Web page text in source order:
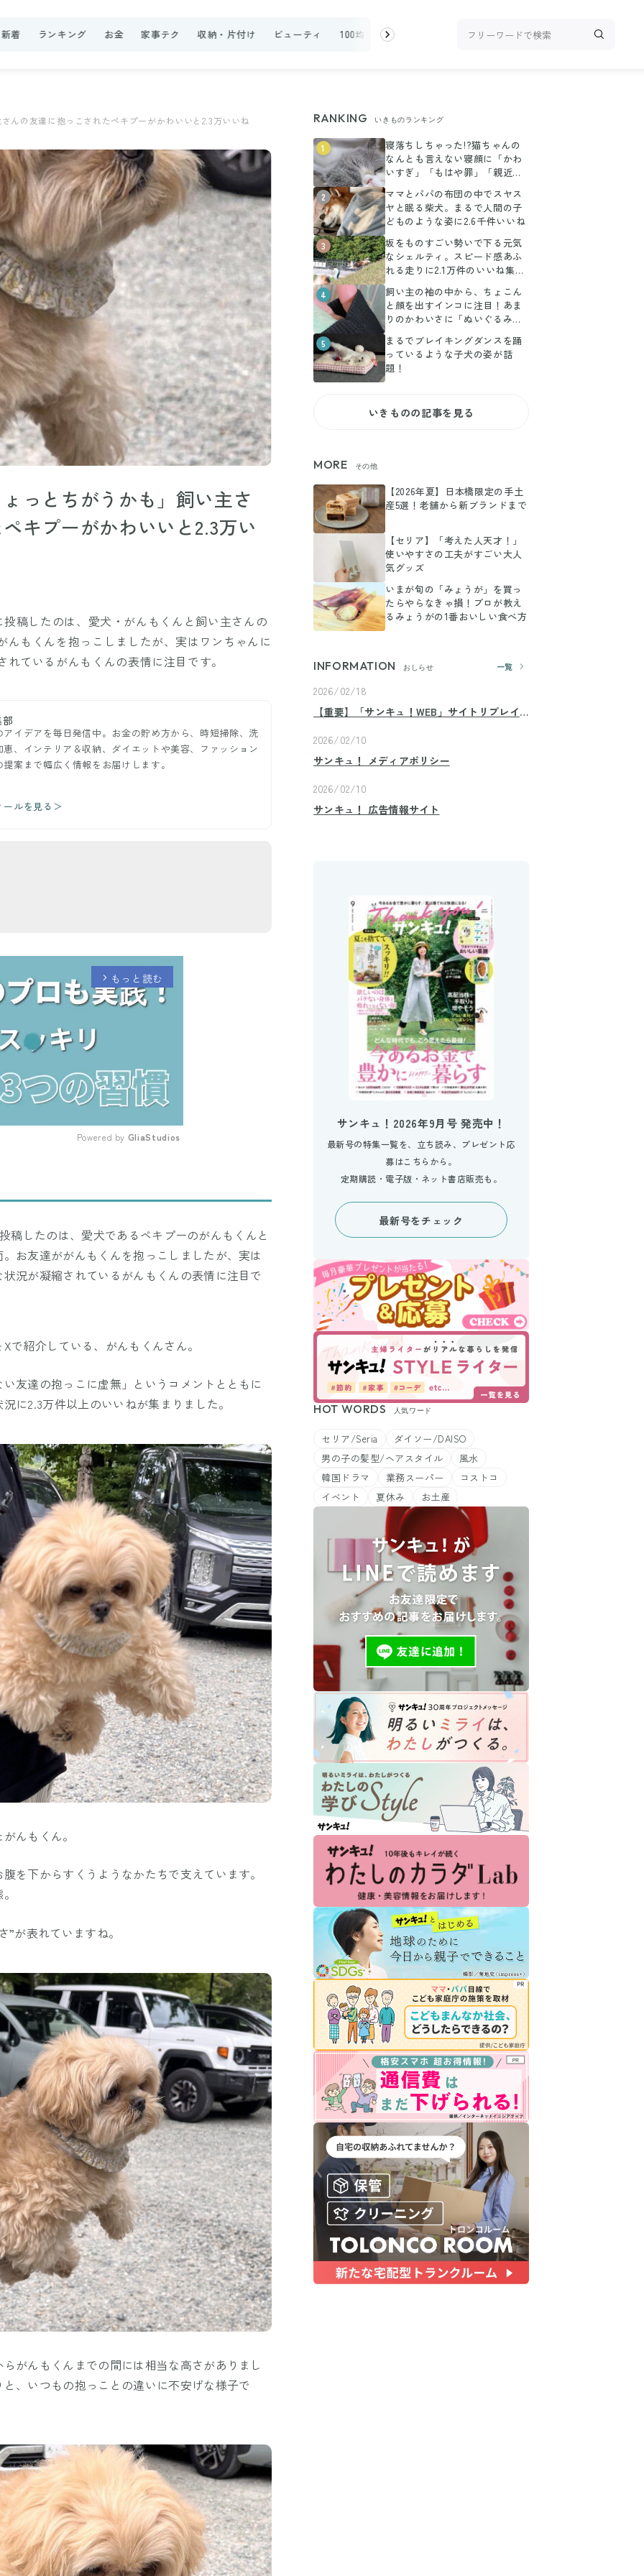
新着 ランキング お金 家事テク 収納・片付け ビューティ 100均・雑貨 料理レシピ 話題
んの友達に抱っこされたペキプーがかわいいと2.3万いいね
っとちがうかも」飼い主さ
キプーがかわいいと2.3万い
稿したのは、愛犬・がんもくんと飼い主さんの
もくんを抱っこしましたが、実はワンちゃんに
ているがんもくんの表情に注目です。
イデアを毎日発信中。お金の貯め方から、時短掃除、洗
、インテリア＆収納、ダイエットや美容、ファッション
案まで幅広く情報をお届けします。
ルを見る＞
arrow_forward_ios もっと読む
Powered by GliaStudios
稿したのは、愛犬であるペキプーのがんもくんと
お友達ががんもくんを抱っこしましたが、実は
況が凝縮されているがんもくんの表情に注目で
で紹介している、がんもくんさん。
友達の抱っこに虚無」というコメントとともに
に2.3万件以上のいいねが集まりました。
んもくん。
を下からすくうようなかたちで支えています。
が表れていますね。
がんもくんまでの間には相当な高さがありまし
、いつもの抱っことの違いに不安げな様子で
RANKING いきものランキング
1
寝落ちしちゃった!?猫ちゃんの
なんとも言えない寝顔に「かわ
いすぎ」「もはや罪」「親近感
2
ママとパパの布団の中でスヤス
ヤと眠る柴犬。まるで人間の子
どものような姿に2.6千件いいね
3
坂をものすごい勢いで下る元気
なシェルティ。スピード感あふ
れる走りに2.1万件のいいね集ま
4
飼い主の袖の中から、ちょこん
と顔を出すインコに注目！あま
りのかわいさに「ぬいぐるみみ
5
まるでブレイキングダンスを踊
っているような子犬の姿が話
題！
いきものの記事を見る
MORE その他
【2026年夏】日本橋限定の手土
産5選！老舗から新ブランドまで
【セリア】「考えた人天才！」
使いやすさの工夫がすごい大人
気グッズ
いまが旬の「みょうが」を買っ
たらやらなきゃ損！プロが教え
るみょうがの1番おいしい食べ方
INFORMATION おしらせ 一覧
2026/02/18
【重要】「サンキュ！WEB」サイトリプレイ
2026/02/10
サンキュ！ メディアポリシー
2026/02/10
サンキュ！ 広告情報サイト
サンキュ！2026年9月号 発売中！
最新号の特集一覧を、立ち読み、プレゼント応
募はこちらから。
定期購読・電子版・ネット書店販売も。
最新号をチェック
HOT WORDS 人気ワード
セリア/Seria
ダイソー/DAISO
男の子の髪型/ヘアスタイル
風水
韓国ドラマ
業務スーパー
コストコ
イベント
夏休み お土産